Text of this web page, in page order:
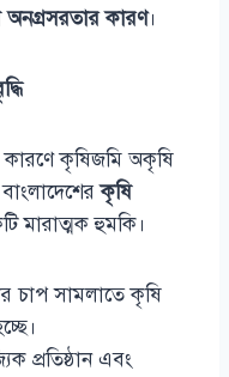
অনগ্রসরতার কারণ।
কারণে কৃষিজমি অকৃষি
কৃষি
মারাত্মক হুমকি।
চাপ সামলাতে কৃষি
প্রতিষ্ঠান এবং